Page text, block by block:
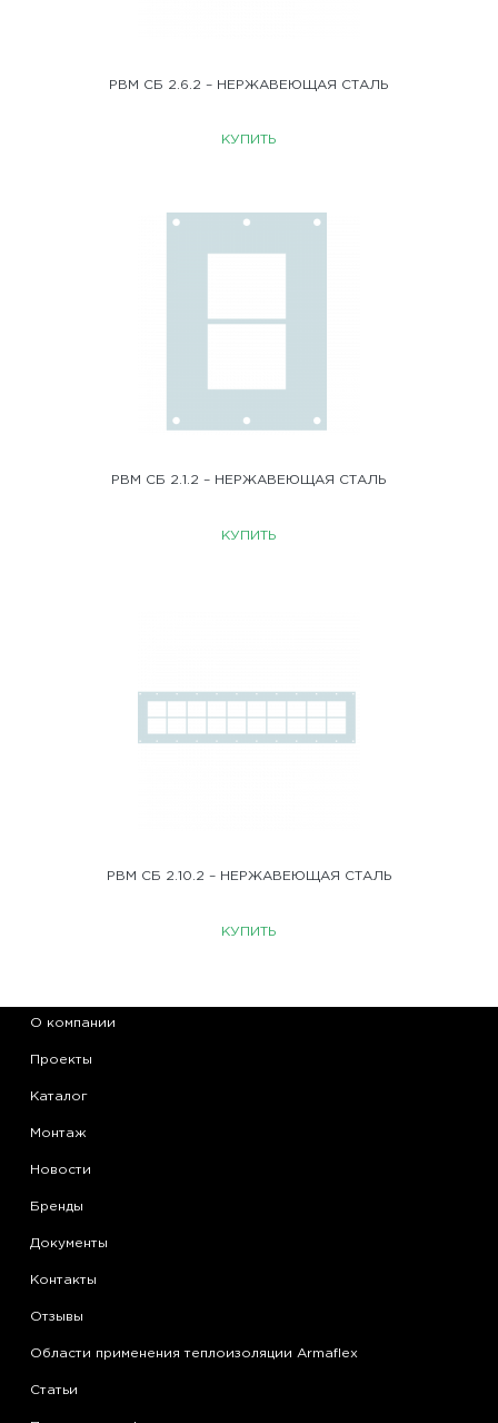
РВМ СБ 2.6.2 – НЕРЖАВЕЮЩАЯ СТАЛЬ
КУПИТЬ
РВМ СБ 2.1.2 – НЕРЖАВЕЮЩАЯ СТАЛЬ
КУПИТЬ
РВМ СБ 2.10.2 – НЕРЖАВЕЮЩАЯ СТАЛЬ
КУПИТЬ
О компании
Проекты
Каталог
Монтаж
Новости
Бренды
Документы
Контакты
Отзывы
Области применения теплоизоляции Armaflex
Статьи